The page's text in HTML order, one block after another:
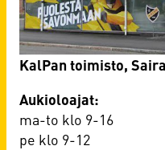
KalPan toimisto,
Aukioloajat:
​​​​​​​ma-to klo 9-16
pe klo 9-12​​​​​​​